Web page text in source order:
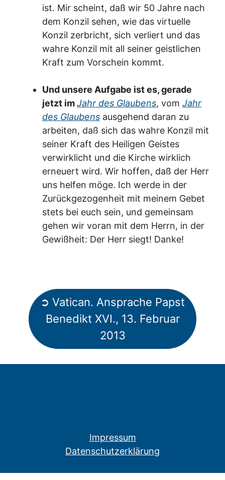
ist. Mir scheint, daß wir 50 Jahre nach
dem Konzil sehen, wie das virtuelle
Konzil zerbricht, sich verliert und das
wahre Konzil mit all seiner geistlichen
Kraft zum Vorschein kommt.
Und unsere Aufgabe ist es, gerade
jetzt imJahr des Glaubens, vom Jahr
des Glaubens ausgehend daran zu
arbeiten, daß sich das wahre Konzil mit
seiner Kraft des Heiligen Geistes
verwirklicht und die Kirche wirklich
erneuert wird. Wir hoffen, daß der Herr
uns helfen möge. Ich werde in der
Zurückgezogenheit mit meinem Gebet
stets bei euch sein, und gemeinsam
gehen wir voran mit dem Herrn, in der
Gewißheit: Der Herr siegt! Danke!
➲ Vatican. Ansprache Papst
Benedikt XVI., 13. Februar
2013
Impressum
Datenschutzerklärung